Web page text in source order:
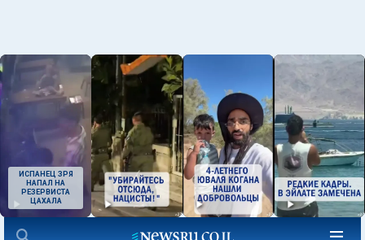
ИСПАНЕЦ ЗРЯ
НАПАЛ НА
РЕЗЕРВИСТА
ЦАХАЛА